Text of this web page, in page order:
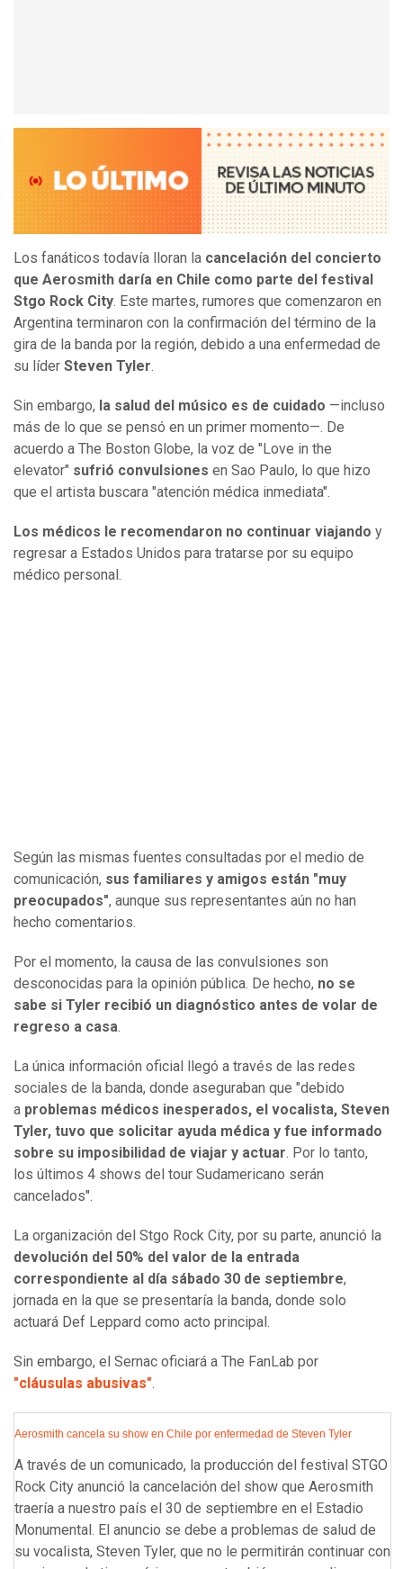
Los fanáticos todavía lloran la cancelación del concierto
que Aerosmith daría en Chile como parte del festival
Stgo Rock City. Este martes, rumores que comenzaron en
Argentina terminaron con la confirmación del término de la
gira de la banda por la región, debido a una enfermedad de
su líder Steven Tyler.
Sin embargo, la salud del músico es de cuidado —incluso
más de lo que se pensó en un primer momento—. De
acuerdo a The Boston Globe, la voz de "Love in the
elevator" sufrió convulsiones en Sao Paulo, lo que hizo
que el artista buscara "atención médica inmediata".
Los médicos le recomendaron no continuar viajando y
regresar a Estados Unidos para tratarse por su equipo
médico personal.
Según las mismas fuentes consultadas por el medio de
comunicación, sus familiares y amigos están "muy
preocupados", aunque sus representantes aún no han
hecho comentarios.
Por el momento, la causa de las convulsiones son
desconocidas para la opinión pública. De hecho, no se
sabe si Tyler recibió un diagnóstico antes de volar de
regreso a casa.
La única información oficial llegó a través de las redes
sociales de la banda, donde aseguraban que "debido
a problemas médicos inesperados, el vocalista, Steven
Tyler, tuvo que solicitar ayuda médica y fue informado
sobre su imposibilidad de viajar y actuar. Por lo tanto,
los últimos 4 shows del tour Sudamericano serán
cancelados".
La organización del Stgo Rock City, por su parte, anunció la
devolución del 50% del valor de la entrada
correspondiente al día sábado 30 de septiembre,
jornada en la que se presentaría la banda, donde solo
actuará Def Leppard como acto principal.
Sin embargo, el Sernac oficiará a The FanLab por
"cláusulas abusivas".
Aerosmith cancela su show en Chile por enfermedad de Steven Tyler
A través de un comunicado, la producción del festival STGO
Rock City anunció la cancelación del show que Aerosmith
traería a nuestro país el 30 de septiembre en el Estadio
Monumental. El anuncio se debe a problemas de salud de
su vocalista, Steven Tyler, que no le permitirán continuar con